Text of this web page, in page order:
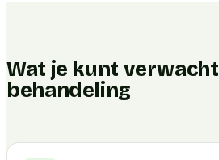
Wat je kunt
behandeling